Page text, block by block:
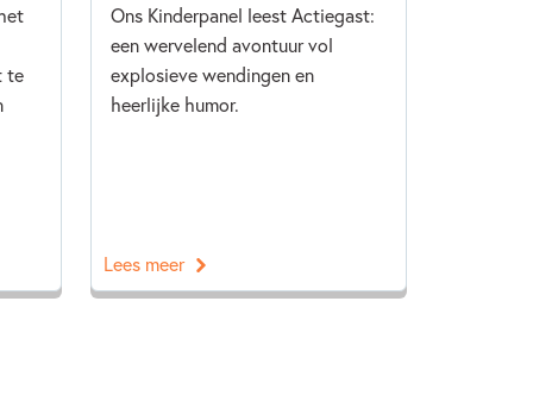
te
Ons Kinderpanel leest Actiegast:
een wervelend avontuur vol
explosieve wendingen en
heerlijke humor.
Lees meer